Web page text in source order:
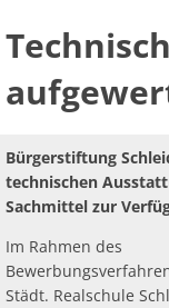
Städt.
Realschule
Schleiden
Bürgerstiftung
technischen
Sachmittel zur
Im Rahmen des
Städt. Realschule